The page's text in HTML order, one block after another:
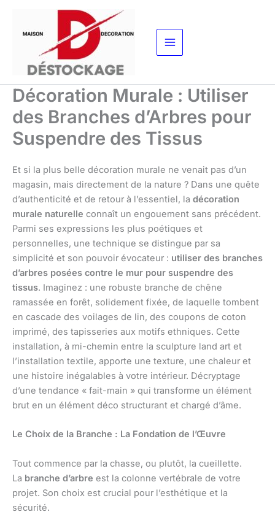
contenu
Décoration Murale : Utiliser
des Branches d’Arbres pour
Suspendre des Tissus
Et si la plus belle décoration murale ne venait pas d’un
magasin, mais directement de la nature ? Dans une quête
d’authenticité et de retour à l’essentiel, la décoration
murale naturelle connaît un engouement sans précédent.
Parmi ses expressions les plus poétiques et
personnelles, une technique se distingue par sa
simplicité et son pouvoir évocateur : utiliser des branches
d’arbres posées contre le mur pour suspendre des
tissus. Imaginez : une robuste branche de chêne
ramassée en forêt, solidement fixée, de laquelle tombent
en cascade des voilages de lin, des coupons de coton
imprimé, des tapisseries aux motifs ethniques. Cette
installation, à mi-chemin entre la sculpture land art et
l’installation textile, apporte une texture, une chaleur et
une histoire inégalables à votre intérieur. Décryptage
d’une tendance « fait-main » qui transforme un élément
brut en un élément déco structurant et chargé d’âme.
Le Choix de la Branche : La Fondation de l’Œuvre
Tout commence par la chasse, ou plutôt, la cueillette.
La branche d’arbre est la colonne vertébrale de votre
projet. Son choix est crucial pour l’esthétique et la
sécurité.